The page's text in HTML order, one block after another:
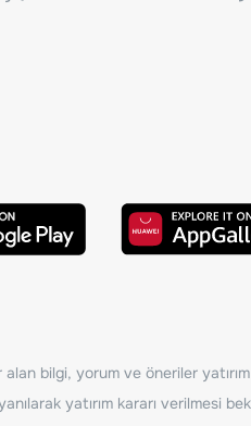
bilgi, yorum ve öneriler
yatırım kararı verilmesi